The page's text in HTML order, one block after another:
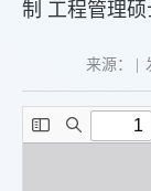
制 工程管理
来源：